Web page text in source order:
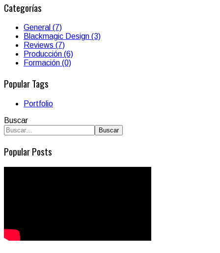
Categorías
General (7)
Blackmagic Design (3)
Reviews (7)
Producción (6)
Formación (0)
Popular Tags
Portfolio
Buscar
Buscar
Popular Posts